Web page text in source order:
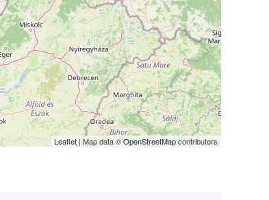
Leaflet| Map data ©OpenStreetMapcontributors